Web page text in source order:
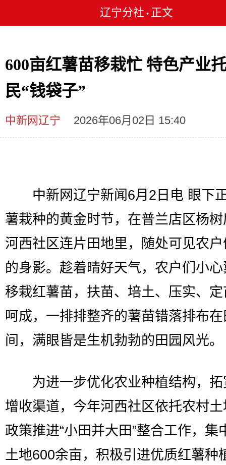
辽宁分社 • 正文
600亩红薯苗移栽忙 特色产业
民“钱袋子”
中新网辽宁 2026年06月02日 15:40
中新网辽宁新闻6月2日电 眼下
薯栽种的黄金时节，在普兰店区杨
河西社区连片田地里，随处可见农
的身影。趁着晴好天气，农户们小
移栽红薯苗，扶苗、培土、压实、
呵成，一排排整齐的薯苗错落排布
间，满眼皆是生机勃勃的田园风光。
为进一步优化农业种植结构，拓
增收渠道，今年河西社区依托农村
政策推进“小田并大田”整合工作，集
土地600余亩，积极引进优质红薯种